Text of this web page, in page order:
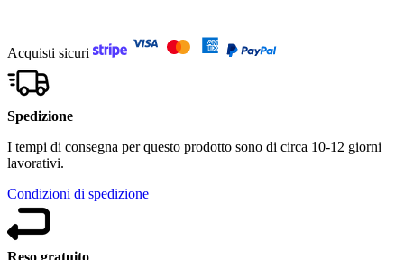
Acquisti sicuri
Spedizione
I tempi di consegna per questo prodotto sono di circa 10-12 giorni
lavorativi.
Condizioni di spedizione
Reso gratuito